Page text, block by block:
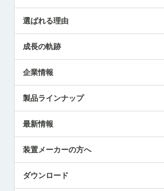
解決策提案
選ばれる理由
成長の軌跡
企業情報
ごあいさつ
受賞履歴
採用情報
国/地域/言語
製品ラインナップ
ツールセッタ製品
エアマイクロセンサ製品
最新情報
メトロールの技術
社員ブログ
装置メーカーの方へ
ダウンロード